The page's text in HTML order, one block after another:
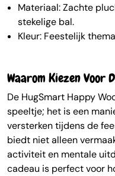
Materiaal: Zachte
stekelige bal.
Kleur: Feestelijk
Waarom Kiezen Voor
De HugSmart Happy
speeltje; het is een
versterken tijdens de
biedt niet alleen
activiteit en mentale
cadeau is perfect voor